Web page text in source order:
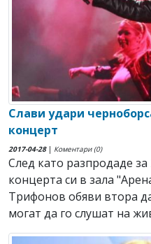
Слави удари
концерт
2017-04-28| Коментари (0)
След като разпродаде
концерта си в зала
Трифонов обяви втора
могат да го слушат на